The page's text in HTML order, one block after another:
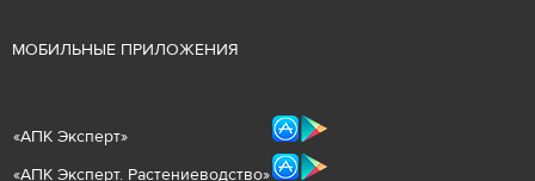
МОБИЛЬНЫЕ ПРИЛОЖЕНИЯ
«АПК Эксперт»
«АПК Эксперт. Растениеводство»